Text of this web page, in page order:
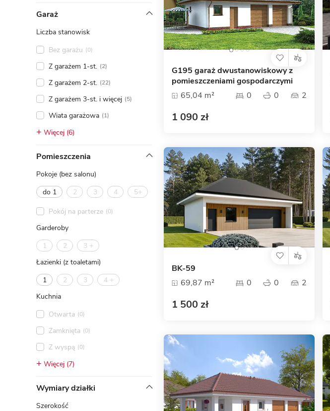
Zobacz wszystkie porady
Garaż
Liczba stanowisk
Bez garażu (0)
Z garażem 1-st. (2)
Z garażem 2-st. (22)
Z garażem 3-st. i więcej (5)
Wiata garażowa (1)
Więcej (6)
Pomieszczenia
Pokoje (bez salonu)
do 1
2 3 4 5+
Pokój na parterze (0)
Garderoby
1
2
3 +
Łazienki (z toaletami)
1
2 3
4 +
Kuchnia
Otwarta (0)
Zamknięta (0)
Z wyspą (0)
Więcej (7)
Wymiary działki
Szerokość
G195 garaż dwustanowiskowy z
pomieszczeniami gospodarczymi
65,04 m²
0 0 2
1 090 zł
BK-59
69,87 m²
0 0 2
1 500 zł